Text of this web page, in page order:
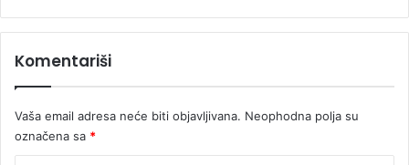
Komentariši
Vaša email adresa neće biti objavljivana. Neophodna polja su
označena sa *